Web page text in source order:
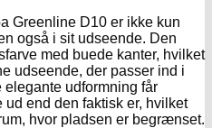
Greenline D10 er ikke kun
også i sit udseende. Den
med buede kanter, hvilket
udseende, der passer ind i
udformning får
end den faktisk er, hvilket
hvor pladsen er begrænset.